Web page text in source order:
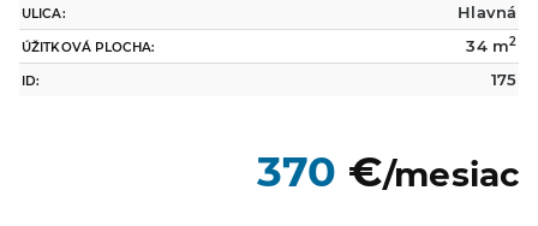
ULICA: Hlavná
ÚŽITKOVÁ PLOCHA: 34 m2
ID: 175
370 €/mesiac